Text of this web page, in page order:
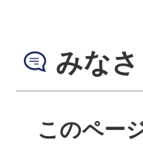
みな
このペー